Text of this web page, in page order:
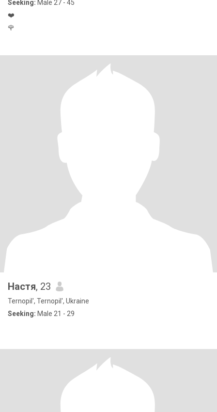
Seeking: Male 27 - 45
❤️
🌹
Настя, 23
Ternopil', Ternopil', Ukraine
Seeking: Male 21 - 29